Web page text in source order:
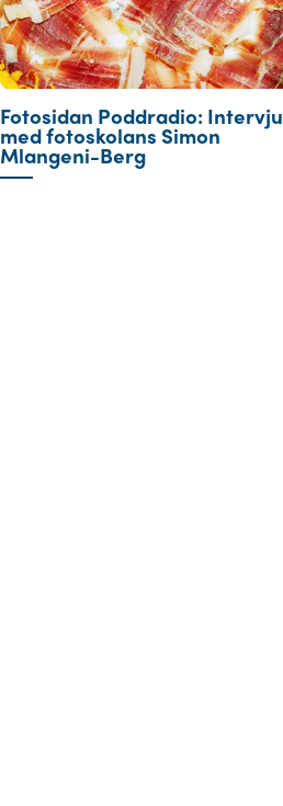
Fotosidan Poddradio: Intervju
med fotoskolans Simon
Mlangeni-Berg